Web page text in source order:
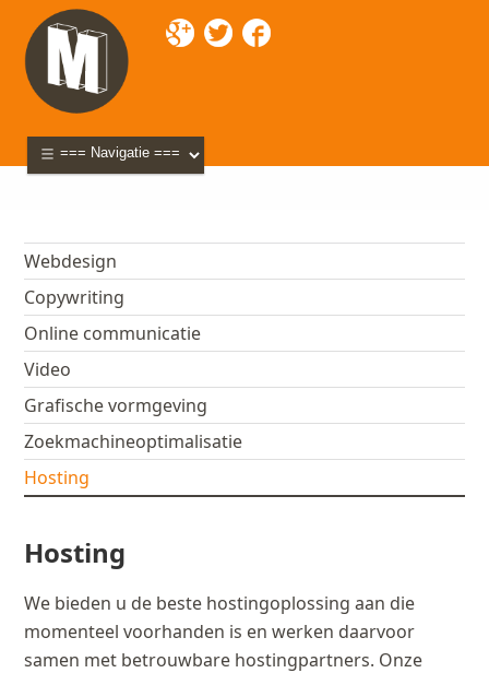
Webdesign
Copywriting
Online communicatie
Video
Grafische vormgeving
Zoekmachineoptimalisatie
Hosting
Hosting
We bieden u de beste hostingoplossing aan die
momenteel voorhanden is en werken daarvoor
samen met betrouwbare hostingpartners. Onze